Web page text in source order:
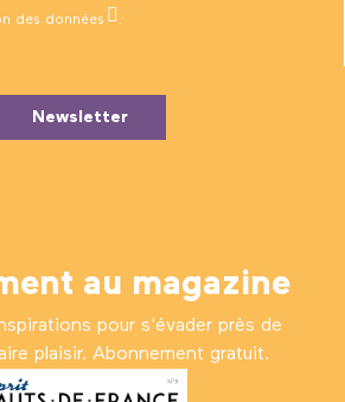
des données .
Newsletter
au magazine
pour s'évader près de
plaisir. Abonnement gratuit.